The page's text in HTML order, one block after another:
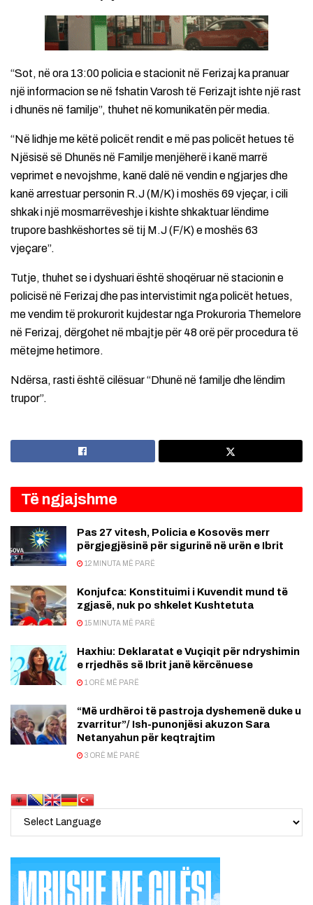
“Sot, në ora 13:00 policia e stacionit në Ferizaj ka pranuar
një informacion se në fshatin Varosh të Ferizajt ishte një rast
i dhunës në familje”, thuhet në komunikatën për media.
“Në lidhje me këtë policët rendit e më pas policët hetues të
Njësisë së Dhunës në Familje menjëherë i kanë marrë
veprimet e nevojshme, kanë dalë në vendin e ngjarjes dhe
kanë arrestuar personin R.J (M/K) i moshës 69 vjeçar, i cili
shkak i një mosmarrëveshje i kishte shkaktuar lëndime
trupore bashkëshortes së tij M.J (F/K) e moshës 63
vjeçare”.
Tutje, thuhet se i dyshuari është shoqëruar në stacionin e
policisë në Ferizaj dhe pas intervistimit nga policët hetues,
me vendim të prokurorit kujdestar nga Prokuroria Themelore
në Ferizaj, dërgohet në mbajtje për 48 orë për procedura të
mëtejme hetimore.
Ndërsa, rasti është cilësuar “Dhunë në familje dhe lëndim
trupor”.
Të ngjajshme
Pas 27 vitesh, Policia e Kosovës merr
përgjegjësinë për sigurinë në urën e Ibrit
12 MINUTA MË PARË
Konjufca: Konstituimi i Kuvendit mund të
zgjasë, nuk po shkelet Kushtetuta
15 MINUTA MË PARË
Haxhiu: Deklaratat e Vuçiqit për ndryshimin
e rrjedhës së Ibrit janë kërcënuese
1 ORË MË PARË
“Më urdhëroi të pastroja dyshemenë duke u
zvarritur”/ Ish-punonjësi akuzon Sara
Netanyahun për keqtrajtim
3 ORË MË PARË